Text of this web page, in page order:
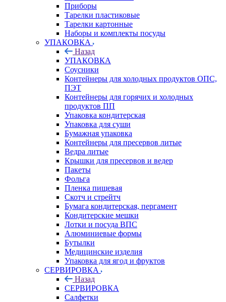
Приборы
Тарелки пластиковые
Тарелки картонные
Наборы и комплекты посуды
УПАКОВКА
Назад
УПАКОВКА
Соусники
Контейнеры для холодных продуктов ОПС,
ПЭТ
Контейнеры для горячих и холодных
продуктов ПП
Упаковка кондитерская
Упаковка для суши
Бумажная упаковка
Контейнеры для пресервов литые
Ведра литые
Крышки для пресервов и ведер
Пакеты
Фольга
Пленка пищевая
Скотч и стрейтч
Бумага кондитерская, пергамент
Кондитерские мешки
Лотки и посуда ВПС
Алюминиевые формы
Бутылки
Медицинские изделия
Упаковка для ягод и фруктов
СЕРВИРОВКА
Назад
СЕРВИРОВКА
Салфетки